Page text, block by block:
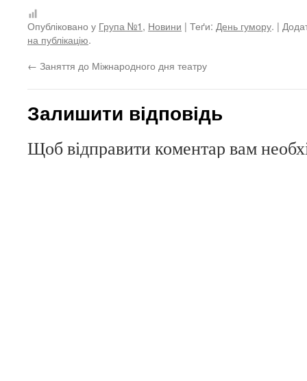
Опубліковано у Група №1, Новини | Теґи: День гумору. |
на публікацію.
← Заняття до Міжнародного дня театру
Залишити відповідь
Щоб відправити коментар вам